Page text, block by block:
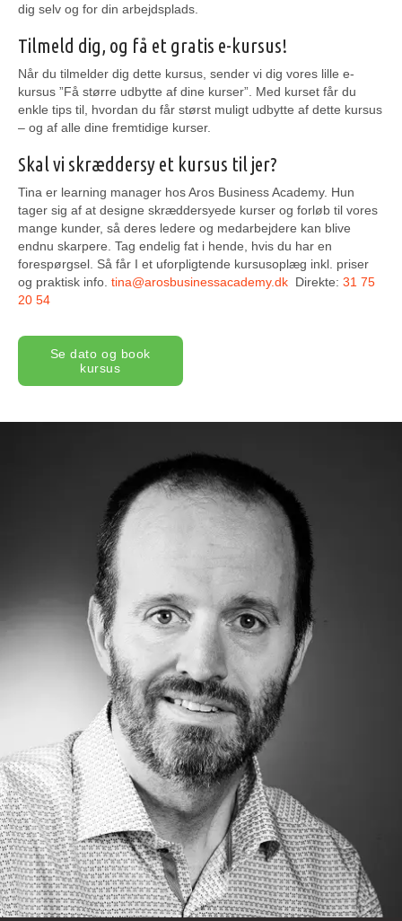
dig selv og for din arbejdsplads.
Tilmeld dig, og få et gratis e-kursus!
Når du tilmelder dig dette kursus, sender vi dig vores lille e-
kursus ”Få større udbytte af dine kurser”. Med kurset får du
enkle tips til, hvordan du får størst muligt udbytte af dette kursus
– og af alle dine fremtidige kurser.
Skal vi skræddersy et kursus til jer?
Tina er learning manager hos Aros Business Academy. Hun
tager sig af at designe skræddersyede kurser og forløb til vores
mange kunder, så deres ledere og medarbejdere kan blive
endnu skarpere. Tag endelig fat i hende, hvis du har en
forespørgsel. Så får I et uforpligtende kursusoplæg inkl. priser
og praktisk info. tina@arosbusinessacademy.dk Direkte: 31 75
20 54
Se dato og book
kursus